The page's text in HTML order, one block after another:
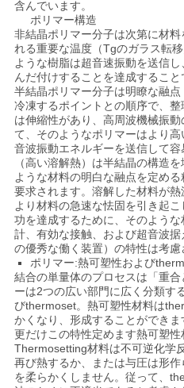
依
頼
す
る
地
図
プ
ラ
イ
バ
含んでいます。
ポリマー構造
非結晶ポリマー分子は次第に材
れる重要な温度（Tgのガラス転
ような樹脂は超音速振動を送信
んだ付けすることを達成すること
半結晶ポリマー分子は明瞭な融
冷凍するポイントとの順序で、
は伸縮性があり、高周波機械振
て、そのようなポリマーはより
音波振動エネルギーを送信して
（高い溶解熱）は半結晶の構造
ような材料の明白な融点を定め
要求されます。溶解した材料が
より材料の急速な怯固を引き起
功を達成するために、そのよう
計、有効な接触、および超音波
の優秀な働く装置）の特性は考慮
ポリマー:熱可塑性および
結合の単量体のプロセスは「重
ーは2つの広い部門に広く分類す
びthermoset。熱可塑性材料は
かくなり、形成することができ
更だけこの特性定めます熱可塑性
Thermosetting材料は不可逆化学
再び熱するか、または与圧は形
を柔らかくしません。従って、